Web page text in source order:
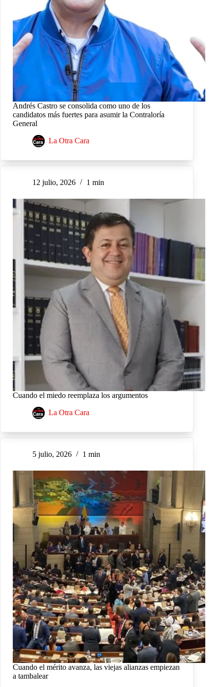
Andrés Castro se consolida como uno de los
candidatos más fuertes para asumir la Contraloría
General
La Otra Cara
12 julio, 2026 1 min
Cuando el miedo reemplaza los argumentos
La Otra Cara
5 julio, 2026 1 min
Cuando el mérito avanza, las viejas alianzas empiezan
a tambalear